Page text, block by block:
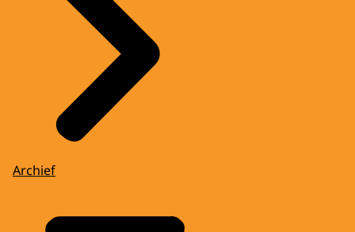
Archief